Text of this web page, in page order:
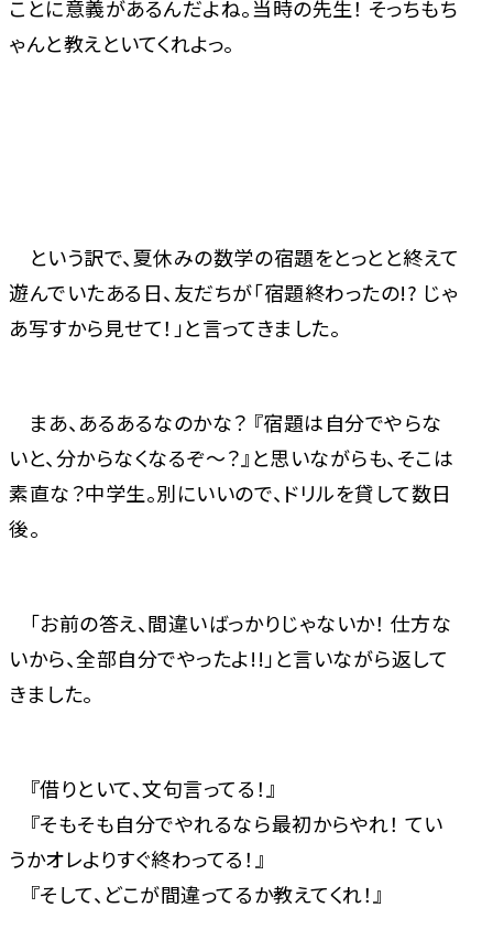
ことに意義があるんだよね。当時の先生！ そっちもち
ゃんと教えといてくれよっ。
という訳で、夏休みの数学の宿題をとっとと終えて
遊んでいたある日、友だちが「宿題終わったの!? じゃ
あ写すから見せて！」と言ってきました。
まあ、あるあるなのかな？ 『宿題は自分でやらな
いと、分からなくなるぞ～？』と思いながらも、そこは
素直な？中学生。別にいいので、ドリルを貸して数日
後。
「お前の答え、間違いばっかりじゃないか！ 仕方な
いから、全部自分でやったよ!!」と言いながら返して
きました。
『借りといて、文句言ってる！』
『そもそも自分でやれるなら最初からやれ！ てい
うかオレよりすぐ終わってる！』
『そして、どこが間違ってるか教えてくれ！』